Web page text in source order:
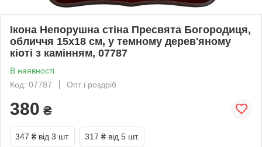
Ікона Непорушна стіна Пресвята Богородиця,
обличчя 15х18 см, у темному дерев'яному
кіоті з камінням, 07787
В наявності
Код: 07787
Опт і роздріб
380 ₴
347 ₴ від 3 шт. 317 ₴ від 5 шт.